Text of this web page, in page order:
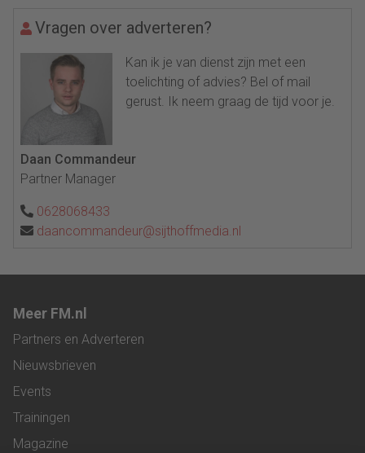
Vragen over adverteren?
Kan ik je van dienst zijn met een
toelichting of advies? Bel of mail
gerust. Ik neem graag de tijd voor je.
Daan Commandeur
Partner Manager
0628068433
daancommandeur@sijthoffmedia.nl
Meer FM.nl
Partners en Adverteren
Nieuwsbrieven
Events
Trainingen
Magazine